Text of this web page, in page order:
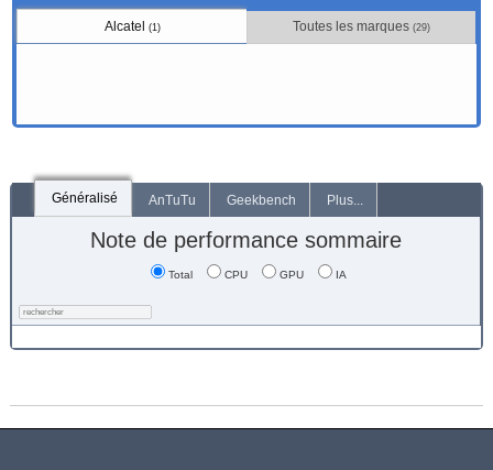
Alcatel (1) Toutes les marques(29)
Généralisé AnTuTu Geekbench Plus...
Note de performance sommaire
Total CPU GPU IA